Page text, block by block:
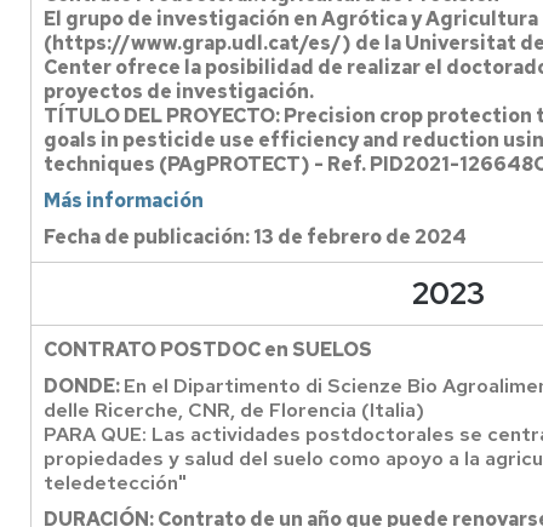
El grupo de investigación en Agrótica y
(https://www.grap.udl.cat/es/) de la Universitat de
Center ofrece la posibilidad de realizar el
proyectos de investigación.
TÍTULO DEL PROYECTO: Precision crop
goals in pesticide use efficiency and reduction
techniques (PAgPROTECT) - Ref. PID2021-
Más información
Fecha de publicación: 13 de febrero de 2024
2023
CONTRATO POSTDOC en SUELOS
DONDE:En el Dipartimento di Scienze Bio
delle Ricerche, CNR, de Florencia (Italia)
PARA QUE: Las actividades postdoctorales se
propiedades y salud del suelo como apoyo a la
teledetección"
DURACIÓN: Contrato de un año que puede